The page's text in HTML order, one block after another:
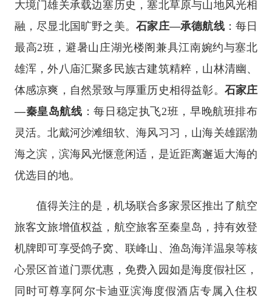
大境门雄关承载边塞历史，塞北草原与山地风光相
融，尽显北国旷野之美。石家庄—承德航线：每日
最高2班，避暑山庄湖光楼阁兼具江南婉约与塞北
雄浑，外八庙汇聚多民族古建筑精粹，山林清幽、
体感凉爽，自然景致与厚重历史相得益彰。 石家庄
—秦皇岛航线 ：每日稳定执飞2班，早晚航班排布
灵活。北戴河沙滩细软、海风习习，山海关雄踞渤
海之滨，滨海风光惬意闲适，是近距离邂逅大海的
优选目的地。
值得关注的是，机场联合多家景区推出了航空
旅客文旅增值权益，航空旅客至秦皇岛，持有效登
机牌即可享受鸽子窝、联峰山、渔岛海洋温泉等核
心景区首道门票优惠，免费入园如是海度假社区，
同时可尊享阿尔卡迪亚滨海度假酒店专属入住权